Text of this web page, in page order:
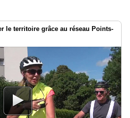
le territoire grâce au réseau Points-